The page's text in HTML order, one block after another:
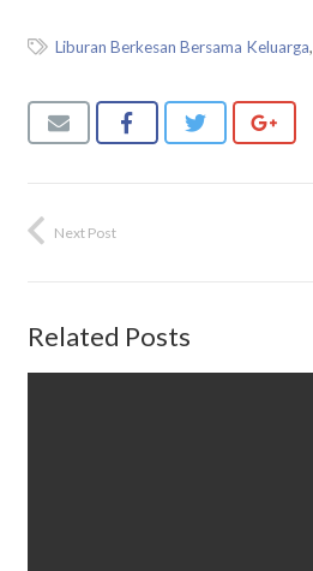
Liburan Berkesan Bersama Keluarga,
Next Post
Related Posts